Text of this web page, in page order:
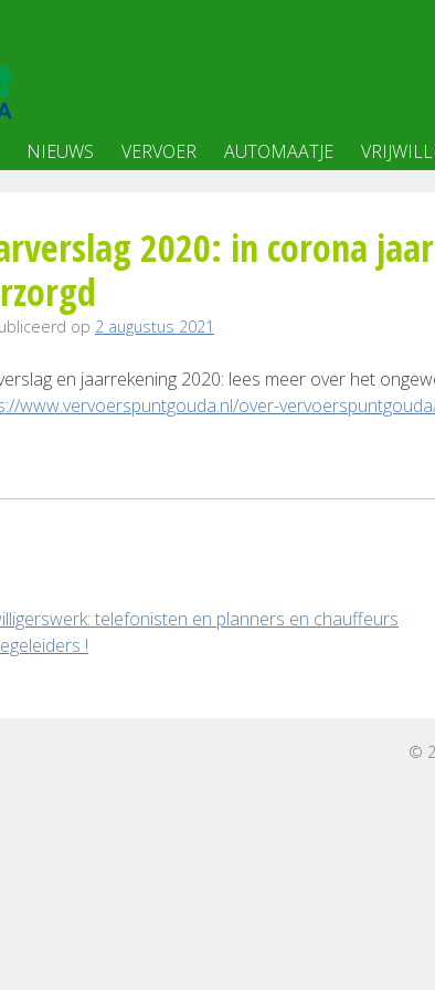
NIEUWS VERVOER AUTOMAATJE
2020: in corona
op 2 augustus 2021
en jaarrekening 2020: lees meer over het
www.vervoerspuntgouda.nl/over-
telefonisten en planners en chauffeurs
!
©